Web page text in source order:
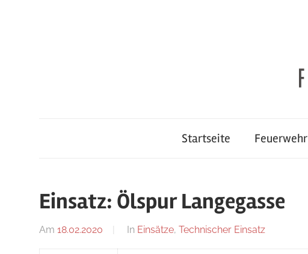
Startseite Feuerwehr
Einsatz: Ölspur Langegasse
Am 18.02.2020
Von
In Einsätze, Technischer Einsatz